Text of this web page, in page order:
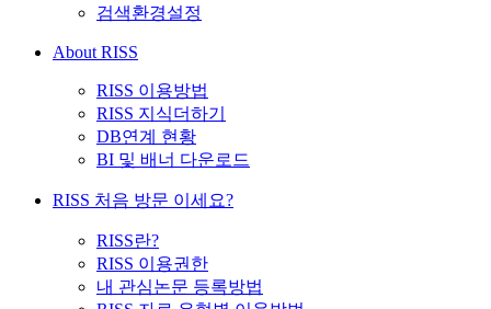
검색환경설정
About RISS
RISS 이용방법
RISS 지식더하기
DB연계 현황
BI 및 배너 다운로드
RISS 처음 방문 이세요?
RISS란?
RISS 이용권한
내 관심논문 등록방법